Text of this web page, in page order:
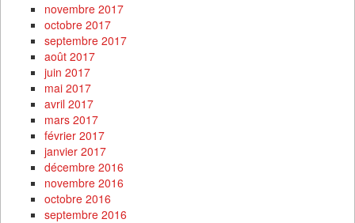
novembre 2017
octobre 2017
septembre 2017
août 2017
juin 2017
mai 2017
avril 2017
mars 2017
février 2017
janvier 2017
décembre 2016
novembre 2016
octobre 2016
septembre 2016